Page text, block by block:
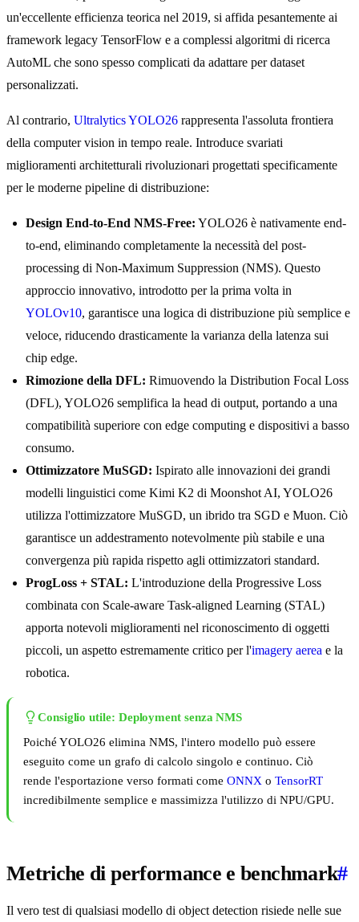
un'eccellente efficienza teorica nel 2019, si affida pesantemente ai
framework legacy TensorFlow e a complessi algoritmi di ricerca
AutoML che sono spesso complicati da adattare per dataset
personalizzati.
Al contrario, Ultralytics YOLO26 rappresenta l'assoluta frontiera
della computer vision in tempo reale. Introduce svariati
miglioramenti architetturali rivoluzionari progettati specificamente
per le moderne pipeline di distribuzione:
Design End-to-End NMS-Free: YOLO26 è nativamente end-
to-end, eliminando completamente la necessità del post-
processing di Non-Maximum Suppression (NMS). Questo
approccio innovativo, introdotto per la prima volta in
YOLOv10, garantisce una logica di distribuzione più semplice e
veloce, riducendo drasticamente la varianza della latenza sui
chip edge.
Rimozione della DFL: Rimuovendo la Distribution Focal Loss
(DFL), YOLO26 semplifica la head di output, portando a una
compatibilità superiore con edge computing e dispositivi a basso
consumo.
Ottimizzatore MuSGD: Ispirato alle innovazioni dei grandi
modelli linguistici come Kimi K2 di Moonshot AI, YOLO26
utilizza l'ottimizzatore MuSGD, un ibrido tra SGD e Muon. Ciò
garantisce un addestramento notevolmente più stabile e una
convergenza più rapida rispetto agli ottimizzatori standard.
ProgLoss + STAL: L'introduzione della Progressive Loss
combinata con Scale-aware Task-aligned Learning (STAL)
apporta notevoli miglioramenti nel riconoscimento di oggetti
piccoli, un aspetto estremamente critico per l'imagery aerea e la
robotica.
Consiglio utile: Deployment senza NMS
Poiché YOLO26 elimina NMS, l'intero modello può essere
eseguito come un grafo di calcolo singolo e continuo. Ciò
rende l'esportazione verso formati come ONNX o TensorRT
incredibilmente semplice e massimizza l'utilizzo di NPU/GPU.
Metriche di performance e benchmark#
Il vero test di qualsiasi modello di object detection risiede nelle sue